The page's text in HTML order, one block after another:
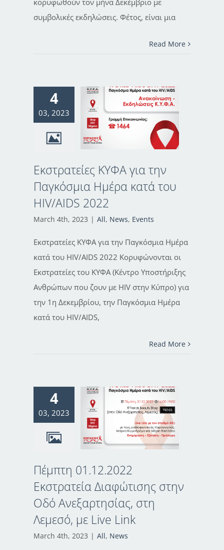
κορυφωθούν τον μήνα Δεκέμβριο με
συμβολικές εκδηλώσεις. Φέτος, είναι μια
Read More
4
03, 2023
Εκστρατείες ΚΥΦΑ για την
Παγκόσμια Ημέρα κατά του
HIV/AIDS 2022
March 4th, 2023 | All, News, Events
Εκστρατείες ΚΥΦΑ για την Παγκόσμια Ημέρα
κατά του HIV/AIDS 2022 Κορυφώνονται οι
Εκστρατείες του ΚΥΦΑ (Κέντρο Υποστήριξης
Ανθρώπων που ζουν με HIV στην Κύπρο) για
την 1η Δεκεμβρίου, την Παγκόσμια Ημέρα
κατά του HIV/AIDS,
Read More
4
03, 2023
Πέμπτη 01.12.2022
Εκστρατεία Διαφώτισης στην
Οδό Ανεξαρτησίας, στη
Λεμεσό, με Live Link
March 4th, 2023 | All, News